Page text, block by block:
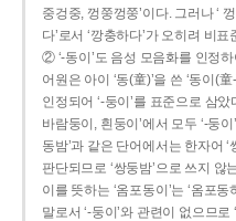
중겅중, 껑쭝껑쭝’이다. 그러나 ‘
다’로서 ‘깡충하다’가 오히려 비표
② ‘-동이’도 음성 모음화를 인정하
어원은 아이 ‘동(童)’을 쓴 ‘동이(
인정되어 ‘-둥이’를 표준으로 삼
바람둥이, 흰둥이’에서 모두 ‘-둥
동밤’과 같은 단어에서는 한자어
판단되므로 ‘쌍둥밤’으로 쓰지
이를 뜻하는 ‘옴포동이’는 ‘옴포동
말로서 ‘-둥이’와 관련이 없으므